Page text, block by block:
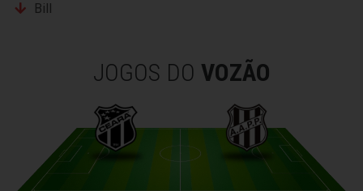
Bill
JOGOS DO VOZÃO